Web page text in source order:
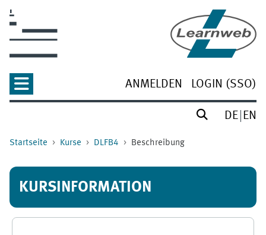
ANMELDEN LOGIN (SSO)
DE EN
Startseite Kurse DLFB4 Beschreibung
KURSINFORMATION